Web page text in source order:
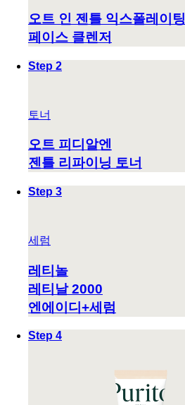
오트 인 젠틀 익스폴레이팅
페이스 클렌저
Step 2
토너
오트 피디알엔
젠틀 리파이닝 토너
Step 3
세럼
레티놀
레티날 2000
엔에이디+세럼
Step 4